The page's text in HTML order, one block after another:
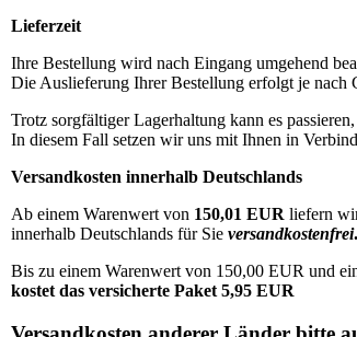
Lieferzeit
Ihre Bestellung wird nach Eingang umgehend
Die Auslieferung Ihrer Bestellung erfolgt je nach
Trotz sorgfältiger Lagerhaltung kann es
In diesem Fall setzen wir uns mit Ihnen in
Versandkosten innerhalb Deutschlands
Ab einem Warenwert von 150,01 EUR liefern
innerhalb Deutschlands für Sie versandkostenfrei.
Bis zu einem Warenwert von 150,00 EUR und
kostet das versicherte Paket 5,95 EUR